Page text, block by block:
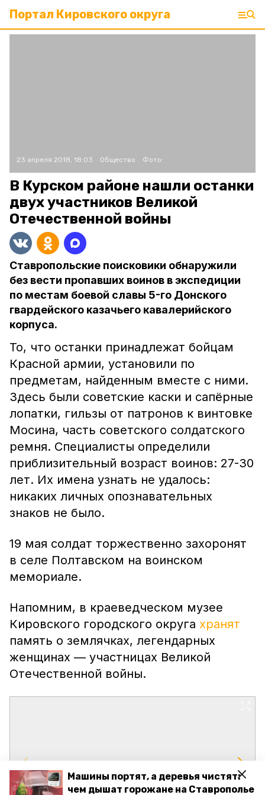
Машины портят, а деревья чистят:
чем дышат горожане на Ставрополье
Портал Кировского округа
23 апреля 2018, 18:03 Общество Фото:
В Курском районе нашли останки
двух участников Великой
Отечественной войны
Ставропольские поисковики обнаружили
без вести пропавших воинов в экспедиции
по местам боевой славы 5-го Донского
гвардейского казачьего кавалерийского
корпуса.
То, что останки принадлежат бойцам
Красной армии, установили по
предметам, найденным вместе с ними.
Здесь были советские каски и сапёрные
лопатки, гильзы от патронов к винтовке
Мосина, часть советского солдатского
ремня. Специалисты определили
приблизительный возраст воинов: 27-30
лет. Их имена узнать не удалось:
никаких личных опознавательных
знаков не было.
19 мая солдат торжественно захоронят
в селе Полтавском на воинском
мемориале.
Напомним, в краеведческом музее
Кировского городского округа хранят
память о землячках, легендарных
женщинах — участницах Великой
Отечественной войны.